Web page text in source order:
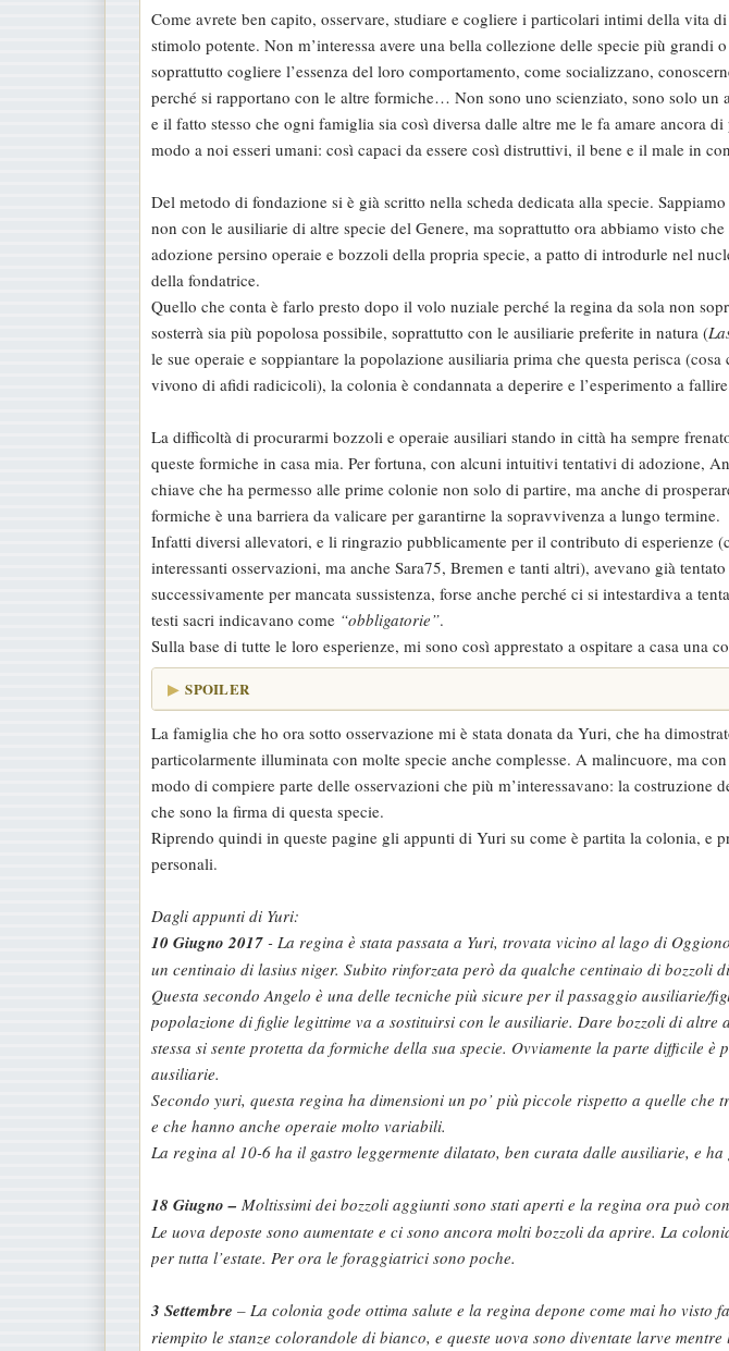
Come avrete ben capito, osservare, studiare e cogliere i particolari intimi della vita
stimolo potente. Non m’interessa avere una bella collezione delle specie più grandi
soprattutto cogliere l’essenza del loro comportamento, come socializzano,
perché si rapportano con le altre formiche… Non sono uno scienziato, sono solo un
e il fatto stesso che ogni famiglia sia così diversa dalle altre me le fa amare ancora
modo a noi esseri umani: così capaci da essere così distruttivi, il bene e il male in
Del metodo di fondazione si è già scritto nella scheda dedicata alla specie.
non con le ausiliarie di altre specie del Genere, ma soprattutto ora abbiamo visto
adozione persino operaie e bozzoli della propria specie, a patto di introdurle nel
della fondatrice.
Quello che conta è farlo presto dopo il volo nuziale perché la regina da sola non
sosterrà sia più popolosa possibile, soprattutto con le ausiliarie preferite in natura (
le sue operaie e soppiantare la popolazione ausiliaria prima che questa perisca
vivono di afidi radicicoli), la colonia è condannata a deperire e l’esperimento a
La difficoltà di procurarmi bozzoli e operaie ausiliari stando in città ha sempre
queste formiche in casa mia. Per fortuna, con alcuni intuitivi tentativi di adozione,
chiave che ha permesso alle prime colonie non solo di partire, ma anche di
formiche è una barriera da valicare per garantirne la sopravvivenza a lungo termine.
Infatti diversi allevatori, e li ringrazio pubblicamente per il contributo di esperienze
interessanti osservazioni, ma anche Sara75, Bremen e tanti altri), avevano già
successivamente per mancata sussistenza, forse anche perché ci si intestardiva a
testi sacri indicavano come “obbligatorie”.
Sulla base di tutte le loro esperienze, mi sono così apprestato a ospitare a casa una
SPOILER
La famiglia che ho ora sotto osservazione mi è stata donata da Yuri, che ha
particolarmente illuminata con molte specie anche complesse. A malincuore, ma
modo di compiere parte delle osservazioni che più m’interessavano: la costruzione
che sono la firma di questa specie.
Riprendo quindi in queste pagine gli appunti di Yuri su come è partita la colonia, e
personali.
Dagli appunti di Yuri:
10 Giugno 2017 - La regina è stata passata a Yuri, trovata vicino al lago di
un centinaio di lasius niger. Subito rinforzata però da qualche centinaio di bozzoli
Questa secondo Angelo è una delle tecniche più sicure per il passaggio ausiliarie/
popolazione di figlie legittime va a sostituirsi con le ausiliarie. Dare bozzoli di
stessa si sente protetta da formiche della sua specie. Ovviamente la parte difficile
ausiliarie.
Secondo yuri, questa regina ha dimensioni un po’ più piccole rispetto a quelle che
e che hanno anche operaie molto variabili.
La regina al 10-6 ha il gastro leggermente dilatato, ben curata dalle ausiliarie, e
18 Giugno – Moltissimi dei bozzoli aggiunti sono stati aperti e la regina ora può
Le uova deposte sono aumentate e ci sono ancora molti bozzoli da aprire. La
per tutta l’estate. Per ora le foraggiatrici sono poche.
3 Settembre – La colonia gode ottima salute e la regina depone come mai ho visto
riempito le stanze colorandole di bianco, e queste uova sono diventate larve